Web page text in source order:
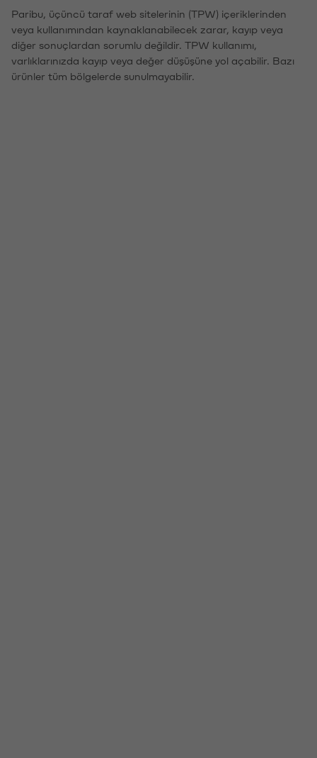
Paribu, üçüncü taraf web sitelerinin (TPW) içeriklerinden
veya kullanımından kaynaklanabilecek zarar, kayıp veya
diğer sonuçlardan sorumlu değildir. TPW kullanımı,
varlıklarınızda kayıp veya değer düşüşüne yol açabilir. Bazı
ürünler tüm bölgelerde sunulmayabilir.